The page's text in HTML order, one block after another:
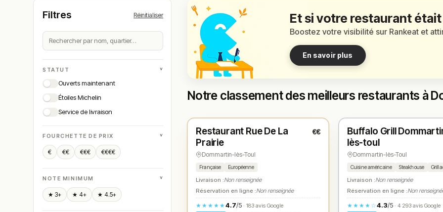
Filtres Réinitialiser
STATUT ˅
Ouverts maintenant
Étoiles Michelin
Service de livraison
FOURCHETTE DE PRIX ˅
€ €€ €€€ €€€€
NOTE MINIMUM ˅
★ 3+ ★ 4+ ★ 4.5+
Et si votre restaurant
Boostez votre visibilité sur Rankeat et
En savoir plus
Notre classement des meilleurs restaurants à
★ N° 1
Restaurant Rue De La
Prairie
€€
Dommartin-lès-Toul
Française Européenne
Livraison :Non renseignée
Réservation en ligne :Non renseignée
★★★★★4.7/5· 183 avis Google
★ N° 2
Buffalo Grill
lès-toul
Dommartin-lès-Toul
Cuisine américaine Steakhouse
Livraison :Non renseignée
Réservation en ligne :Non
★★★★☆4.3/5· 4 293 avis Google